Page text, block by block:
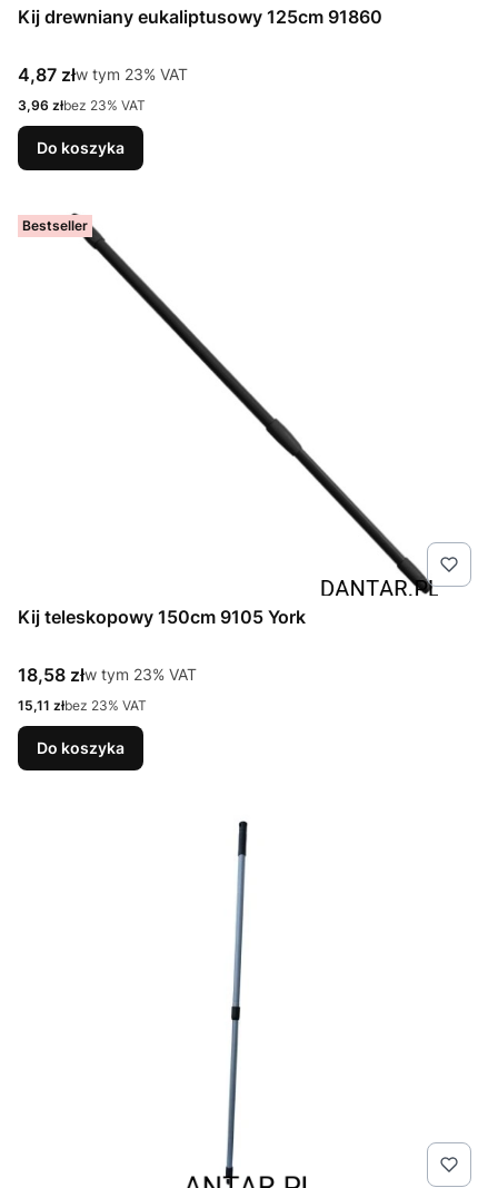
Kij drewniany eukaliptusowy 125cm 91860
Cena brutto
4,87 złw tym %s VAT
w tym 23% VAT
Cena netto
3,96 złbez 23% VAT
Do koszyka
Bestseller
Kij teleskopowy 150cm 9105 York
Cena brutto
18,58 złw tym %s VAT
w tym 23% VAT
Cena netto
15,11 złbez 23% VAT
Do koszyka